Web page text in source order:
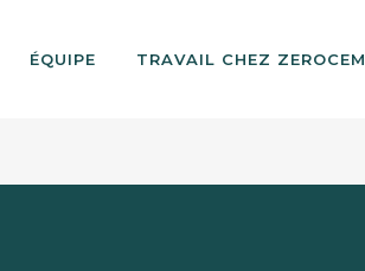
ÉQUIPE TRAVAIL CHEZ ZEROCEM